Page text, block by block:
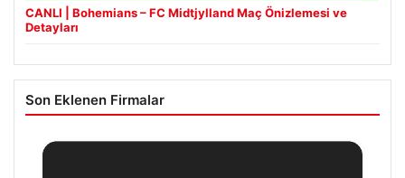
CANLI | Bohemians – FC Midtjylland Maç Önizlemesi ve
Detayları
Son Eklenen Firmalar